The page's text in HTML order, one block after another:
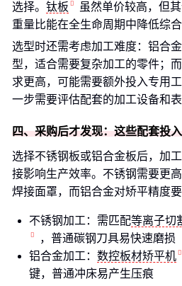
选择。 钛板
虽然单价较高，但
重量比能在全生命周期中降低综合
选型时还需考虑加工难度：铝合
型，适合需要复杂加工的零件；
求更高，可能需要额外投入专用
一步需要评估配套的加工设备和表
四、采购后才发现：这些配套投
选择不锈钢板或铝合金板后，加
接影响生产效率。不锈钢需要更
焊接面罩，而铝合金对矫平精度要
不锈钢加工：需匹配等离子切
，普通碳钢刀具易快速磨损
铝合金加工： 数控板材矫平机
键，普通冲床易产生压痕